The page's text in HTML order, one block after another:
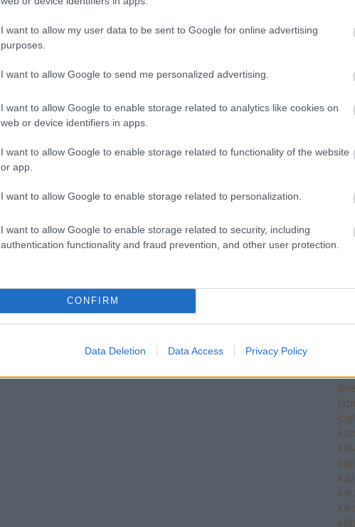
I want to allow my user data to be sent to Google for online advertising
purposes.
I want to allow Google to send me personalized advertising.
I want to allow Google to enable storage related to analytics like cookies on
web or device identifiers in apps.
I want to allow Google to enable storage related to functionality of the website
or app.
I want to allow Google to enable storage related to personalization.
I want to allow Google to enable storage related to security, including
authentication functionality and fraud prevention, and other user protection.
CONFIRM
Data Deletion Data Access Privacy Policy